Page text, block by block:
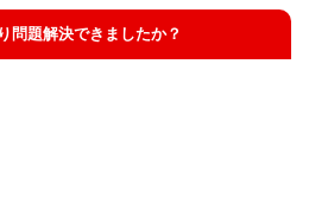
問題解決できましたか？